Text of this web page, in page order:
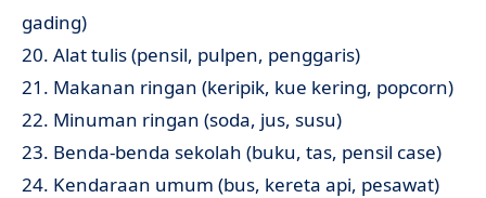
gading)
20. Alat tulis (pensil, pulpen, penggaris)
21. Makanan ringan (keripik, kue kering, popcorn)
22. Minuman ringan (soda, jus, susu)
23. Benda-benda sekolah (buku, tas, pensil case)
24. Kendaraan umum (bus, kereta api, pesawat)